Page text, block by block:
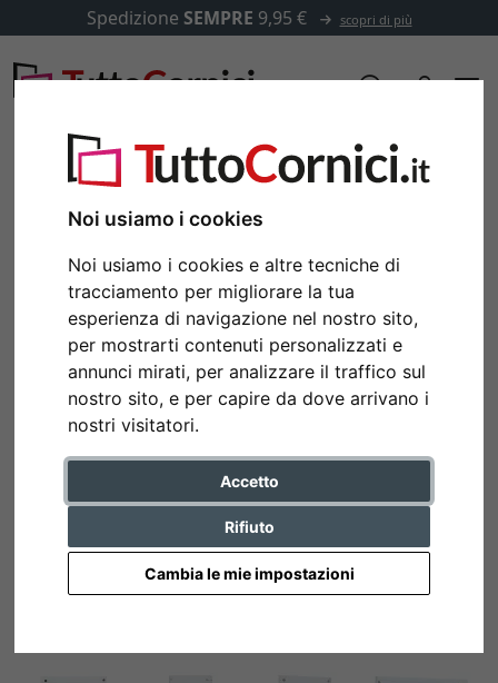
Noi usiamo i cookies
Noi usiamo i cookies e altre tecniche di
tracciamento per migliorare la tua
esperienza di navigazione nel nostro sito,
per mostrarti contenuti personalizzati e
annunci mirati, per analizzare il traffico sul
nostro sito, e per capire da dove arrivano i
nostri visitatori.
Accetto
Rifiuto
Cambia le mie impostazioni
Spedizione SEMPRE 9,95 € scopri di più
Indietro